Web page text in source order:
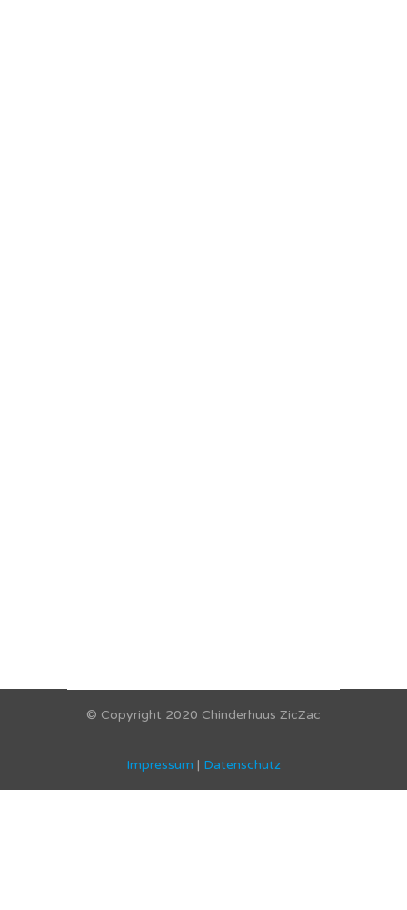
© Copyright 2020 Chinderhuus ZicZac
Impressum | Datenschutz